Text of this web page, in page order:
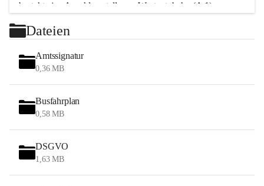
besteht eine Anschlussstelle zur Westautobahn (A 1).
Wien erreicht man in ca. 45 Minuten.
Stössing zählt noch zum Naherholungsraum Wien sowie
zum Naherholungsraum St. Pölten. Viele Bauernhöfe hatten
„ihre Wiener“. Seit 1960 bauten viele Wiener
Wochenendhäuser im Gemeindegebiet. Wegen des
waldreichen Jagdgebietes haben viele Jagdpächter ihre
Das Wandern ist aus touristischer Sicht die bedeutendste
Tätigkeit. Das hügelige Gebiet mit Wanderwegen durch
Wiesen, Wälder und Obstkulturen lädt dazu ein. Gefördert
Dateien
Amtssignatur
0,36 MB
Busfahrplan
0,58 MB
DSGVO
1,63 MB